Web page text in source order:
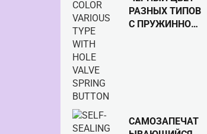
РАЗНЫХ ТИПОВ
С ПРУЖИННОЙ
САМОЗАПЕЧАТ